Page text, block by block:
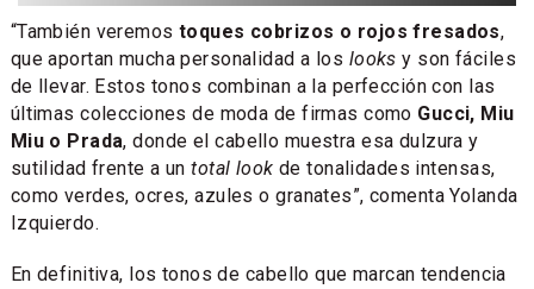
“También veremos toques cobrizos o rojos fresados,
que aportan mucha personalidad a los looksy son fáciles
de llevar. Estos tonos combinan a la perfección con las
últimas colecciones de moda de firmas como Gucci, Miu
Miu o Prada, donde el cabello muestra esa dulzura y
sutilidad frente a untotal look de tonalidades intensas,
como verdes, ocres, azules o granates”, comenta Yolanda
Izquierdo.
En definitiva, los tonos de cabello que marcan tendencia